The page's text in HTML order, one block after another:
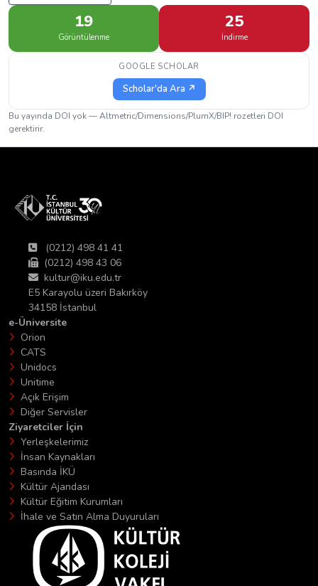
19
Görüntülenme
25
İndirme
GOOGLE SCHOLAR
Scholar'da Ara ↗
Bu yayında DOI yok — Altmetric/Dimensions/PlumX/BIP! rozetleri DOI
gerektirir.
(0212) 498 41 41
(0212) 498 43 06
kultur@iku.edu.tr
E5 Karayolu üzeri Bakırköy
34158 İstanbul
e-Üniversite
Orion
CATS
Unidocs
Unitime
Açık Erişim
Diğer Servisler
Ziyaretciler İçin
Yerleşkelerimiz
İnsan Kaynakları
Basında İKÜ
Kültür Ajandası
Kültür Eğitim Kurumları
İhale ve Satın Alma Duyuruları